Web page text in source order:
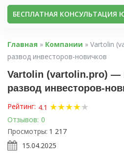
БЕСПЛАТНАЯ КОНСУЛЬТАЦИЯ
Главная » Компании » Vartolin
развод инвесторов-новичков
Vartolin (vartolin.pro)
развод инвесторов-
Рейтинг: 4.1 ★★★★★
Отзывов: 0
Просмотры: 1 217
15.04.2025